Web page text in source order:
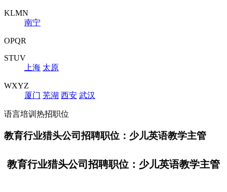
KLMN
南宁
OPQR
STUV
上海 太原
WXYZ
厦门 芜湖 西安 武汉
语言培训热招职位
教育行业猎头公司招聘职位：少儿英语教学主管
教育行业猎头公司招聘职位：少儿英语教学主管